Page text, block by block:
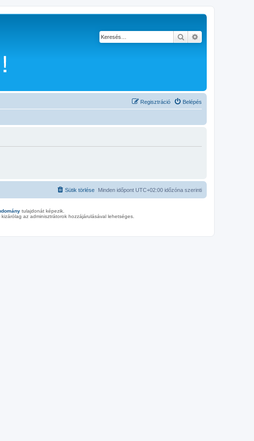
Keresés
Belépés
Regisztráció
Minden időpont UTC+02:00 időzóna szerinti
Sütik törlése
tulajdonát képezik.
az adminisztrátorok hozzájárulásával lehetséges.